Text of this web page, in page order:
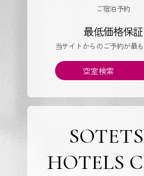
ご宿泊予約
最低価格保証
当サイトからのご予約が最
空室検索
HOTELS